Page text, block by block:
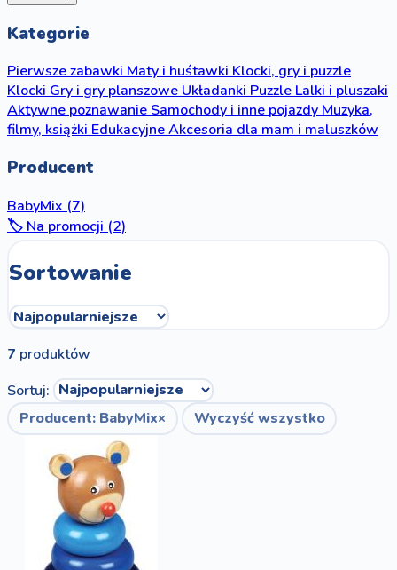
Kategorie
Pierwsze zabawkiMaty i huśtawkiKlocki, gry i puzzle
KlockiGry i gry planszoweUkładankiPuzzleLalki i pluszaki
Aktywne poznawanieSamochody i inne pojazdyMuzyka,
filmy, książkiEdukacyjneAkcesoria dla mam i maluszków
Producent
BabyMix (7)
🏷️ Na promocji (2)
Sortowanie
7 produktów
Sortuj:
Producent: BabyMix× Wyczyść wszystko